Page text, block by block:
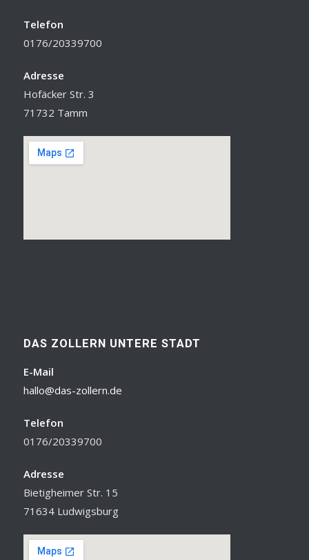
Telefon
0176/20339700
Adresse
Hofäcker Str. 3
71732 Tamm
DAS ZOLLERN UNTERE STADT
E-Mail
hallo@das-zollern.de
Telefon
0176/20339700
Adresse
Bietigheimer Str. 15
71634 Ludwigsburg